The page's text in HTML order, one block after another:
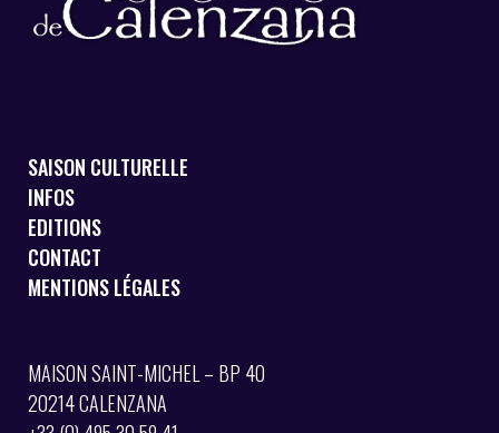
SAISON CULTURELLE
INFOS
EDITIONS
CONTACT
MENTIONS LÉGALES
MAISON SAINT-MICHEL – BP 40
20214 CALENZANA